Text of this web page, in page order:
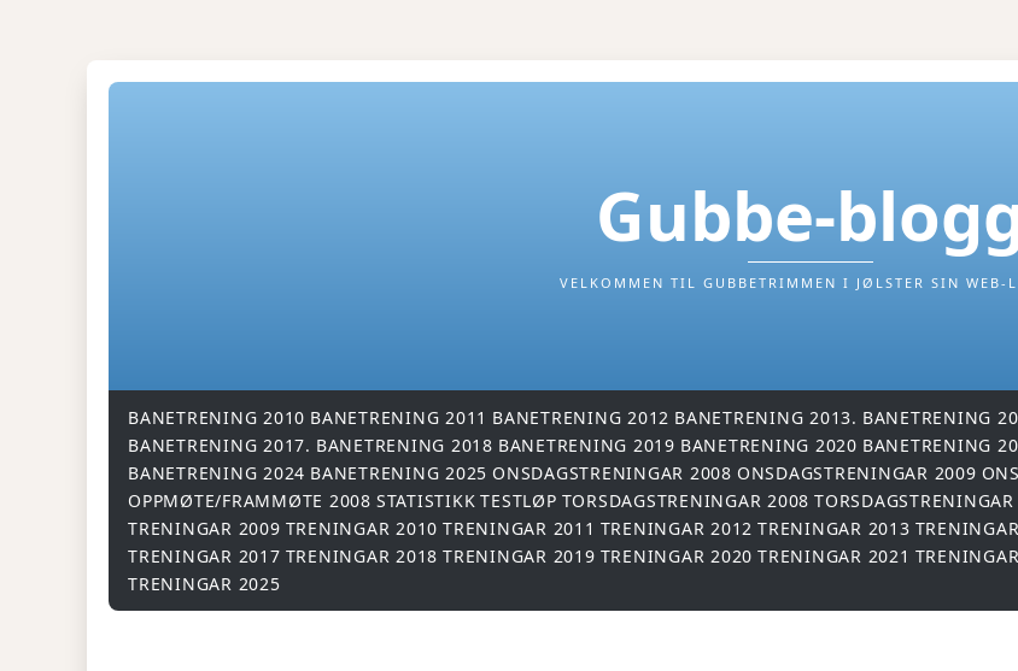
Gubbe-
VELKOMMEN TIL GUBBETRIMMEN I JØLSTER SIN WEB-
BANETRENING 2010 BANETRENING 2011 BANETRENING 2012 BANETRENING 2013. BANETRENING
BANETRENING 2017. BANETRENING 2018 BANETRENING 2019 BANETRENING 2020 BANETRENING
BANETRENING 2024 BANETRENING 2025 ONSDAGSTRENINGAR 2008 ONSDAGSTRENINGAR 2009
OPPMØTE/FRAMMØTE 2008 STATISTIKK TESTLØP TORSDAGSTRENINGAR 2008
TRENINGAR 2009 TRENINGAR 2010 TRENINGAR 2011 TRENINGAR 2012 TRENINGAR 2013
TRENINGAR 2017 TRENINGAR 2018 TRENINGAR 2019 TRENINGAR 2020 TRENINGAR 2021
TRENINGAR 2025